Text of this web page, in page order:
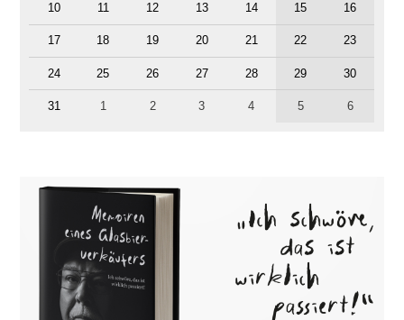
10 11 12 13 14 15 16
17 18 19 20 21 22 23
24 25 26 27 28 29 30
31 1 2 3 4 5 6